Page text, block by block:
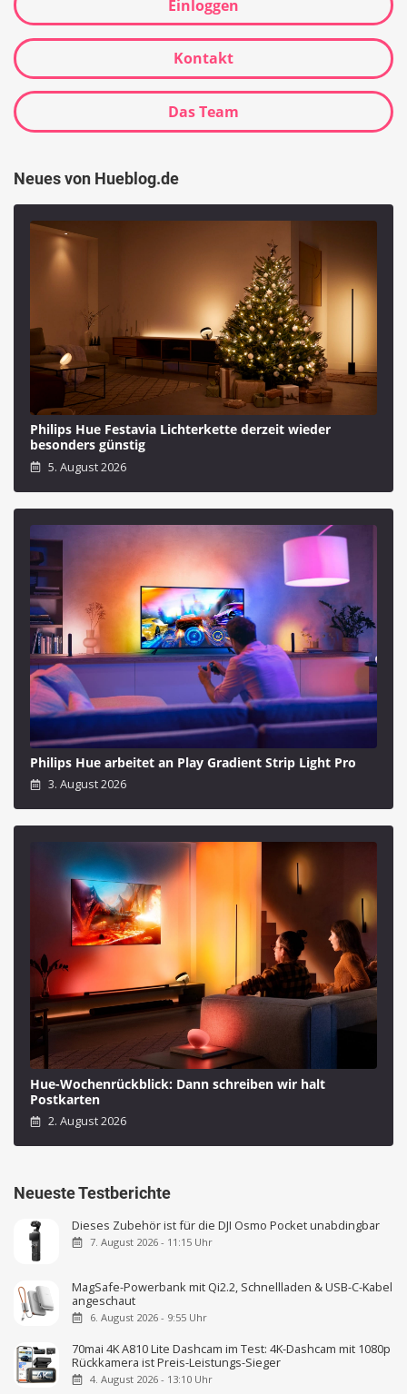
Einloggen
Kontakt
Das Team
Neues von Hueblog.de
Philips Hue Festavia Lichterkette derzeit wieder
besonders günstig
5. August 2026
Philips Hue arbeitet an Play Gradient Strip Light Pro
3. August 2026
Hue-Wochenrückblick: Dann schreiben wir halt
Postkarten
2. August 2026
Neueste Testberichte
Dieses Zubehör ist für die DJI Osmo Pocket unabdingbar
7. August 2026 - 11:15 Uhr
MagSafe-Powerbank mit Qi2.2, Schnellladen & USB-C-Kabel
angeschaut
6. August 2026 - 9:55 Uhr
70mai 4K A810 Lite Dashcam im Test: 4K-Dashcam mit 1080p
Rückkamera ist Preis-Leistungs-Sieger
4. August 2026 - 13:10 Uhr